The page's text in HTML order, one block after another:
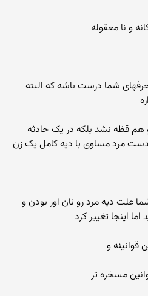
و نا معقوله
شما درست باشه که البته
هم قظه نشد بلکه در یک حادثه
مرد مساوی با دیه کامل یک زن
علت دیه مرد رو نان اور بودن و
اینجا تغییر کرد
قوانینه و
مسخره تر